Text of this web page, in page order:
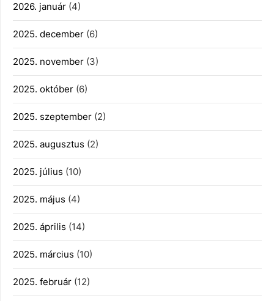
2026. január (4)
2025. december (6)
2025. november (3)
2025. október (6)
2025. szeptember (2)
2025. augusztus (2)
2025. július (10)
2025. május (4)
2025. április (14)
2025. március (10)
2025. február (12)